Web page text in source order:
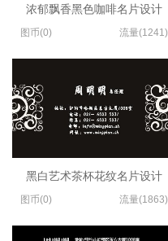
浓郁飘香黑色咖啡名片设计
图币(0) 流量(1241)
黑白艺术茶杯花纹名片设计
图币(0) 流量(1863)